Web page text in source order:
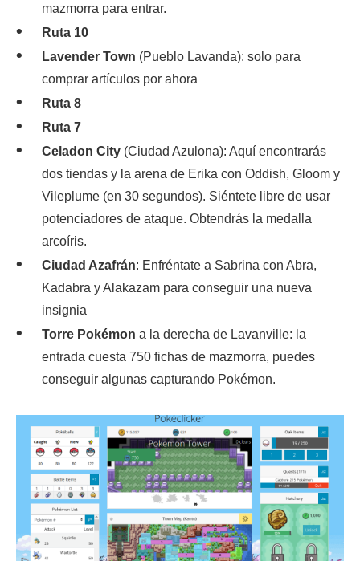
mazmorra para entrar.
Ruta 10
Lavender Town (Pueblo Lavanda): solo para
comprar artículos por ahora
Ruta 8
Ruta 7
Celadon City (Ciudad Azulona): Aquí encontrarás
dos tiendas y la arena de Erika con Oddish, Gloom y
Vileplume (en 30 segundos). Siéntete libre de usar
potenciadores de ataque. Obtendrás la medalla
arcoíris.
Ciudad Azafrán: Enfréntate a Sabrina con Abra,
Kadabra y Alakazam para conseguir una nueva
insignia
Torre Pokémon a la derecha de Lavanville: la
entrada cuesta 750 fichas de mazmorra, puedes
conseguir algunas capturando Pokémon.